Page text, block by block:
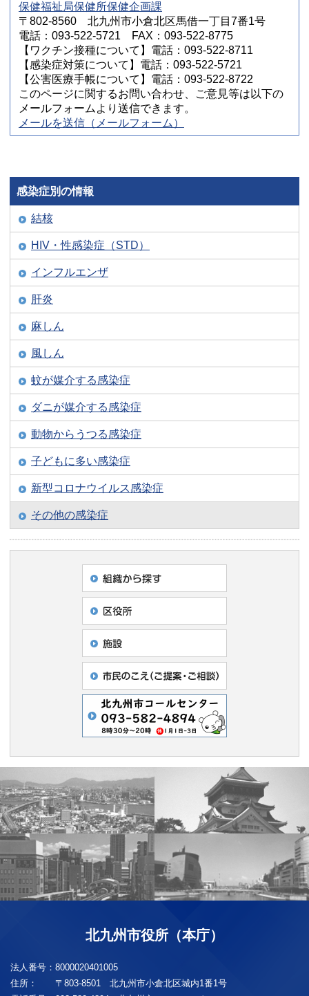
保健福祉局保健所保健企画課
〒802-8560 北九州市小倉北区馬借一丁目7番1号
電話：093-522-5721 FAX：093-522-8775
【ワクチン接種について】電話：093-522-8711
【感染症対策について】電話：093-522-5721
【公害医療手帳について】電話：093-522-8722
このページに関するお問い合わせ、ご意見等は以下の
メールフォームより送信できます。
メールを送信（メールフォーム）
感染症別の情報
結核
HIV・性感染症（STD）
インフルエンザ
肝炎
麻しん
風しん
蚊が媒介する感染症
ダニが媒介する感染症
動物からうつる感染症
子どもに多い感染症
新型コロナウイルス感染症
その他の感染症
北九州市役所（本庁）
法人番号： 8000020401005
住所：
〒803-8501 北九州市小倉北区城内1番1号